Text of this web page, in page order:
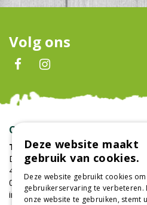
Volg ons
Contact
Tuincentrum Oosterhout
Damweg 7
4905BS Oosterhout
0162-451852
info@tuincentrumoosterhout.nl
Deze website maakt
gebruik van cookies.
Deze website gebruikt cookies
gebruikerservaring te verbeteren.
onze website te gebruiken, stemt